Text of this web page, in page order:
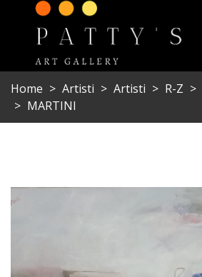
Home > Artisti > Artisti > R-Z >
> MARTINI